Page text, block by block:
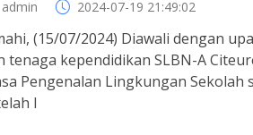
admin 2024-07-19 21:49:02
(15/07/2024) Diawali dengan
tenaga kependidikan SLBN-A
Pengenalan Lingkungan
l